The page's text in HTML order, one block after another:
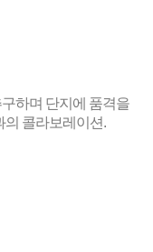
하며 단지에 품격을
의 콜라보레이션.